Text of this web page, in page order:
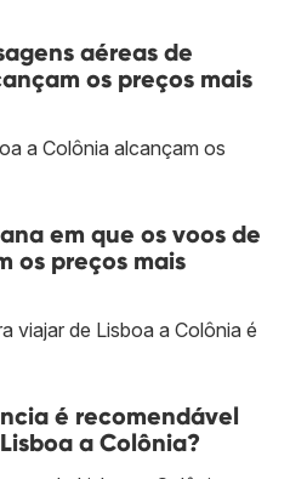
aéreas de
os preços mais
a Colônia alcançam os
em que os voos de
os preços mais
viajar de Lisboa a Colônia é
é recomendável
a Colônia?